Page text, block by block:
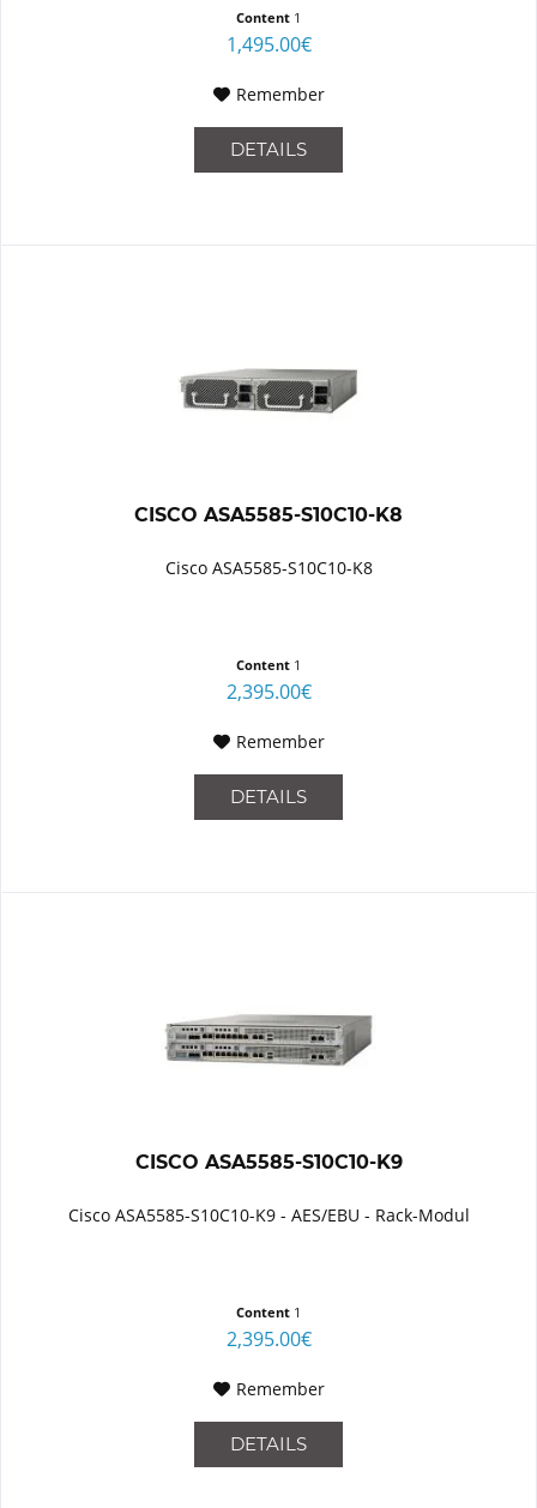
Content 1
1,495.00€
Remember
DETAILS
CISCO ASA5585-S10C10-K8
Cisco ASA5585-S10C10-K8
Content 1
2,395.00€
Remember
DETAILS
CISCO ASA5585-S10C10-K9
Cisco ASA5585-S10C10-K9 - AES/EBU - Rack-Modul
Content 1
2,395.00€
Remember
DETAILS